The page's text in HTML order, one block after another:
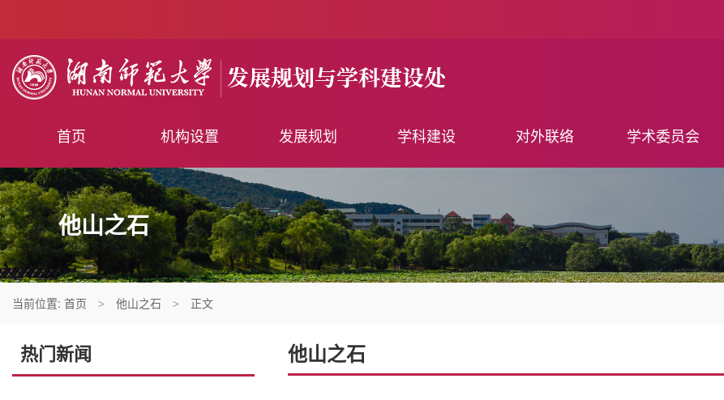
首页 机构设置 发展规划 学科建设 对外联络 学术委员会
他山之石
当前位置: 首页 > 他山之石 > 正文
热门新闻 他山之石